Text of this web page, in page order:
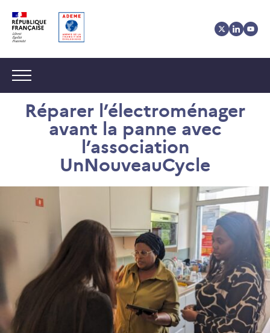
au
contenu
au
menu
des
cookies
Navigation :
Réparer l’électroménager
avant la panne avec
l’association
UnNouveauCycle